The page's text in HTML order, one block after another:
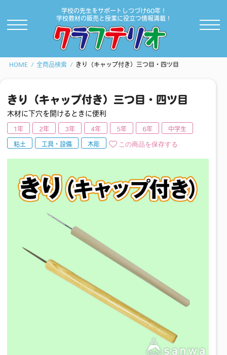
学校の先生をサポートしつづけ60年！
学校教材の販売と授業に役立つ情報満載！
HOME 全商品検索 きり（キャップ付き）三つ目・四ツ目
きり（キャップ付き）三つ目・四ツ目
木材に下穴を開けるときに便利
1年 2年 3年 4年 5年 6年 中学生
粘土 工具・設備 木彫 この商品を保存する